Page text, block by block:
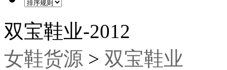
双宝鞋业-2012
女鞋货源 > 双宝鞋业